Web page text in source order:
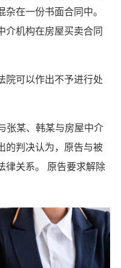
在一份书面合同中。
介机构在房屋买卖合同
可以作出不予进行处
某、韩某与房屋中介
的判决认为，原告与被
律关系。 原告要求解除